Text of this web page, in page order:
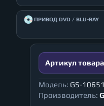
💿ПРИВОД DVD / BLU-RAY
Артикул товара
Модель: GS-
Производитель: